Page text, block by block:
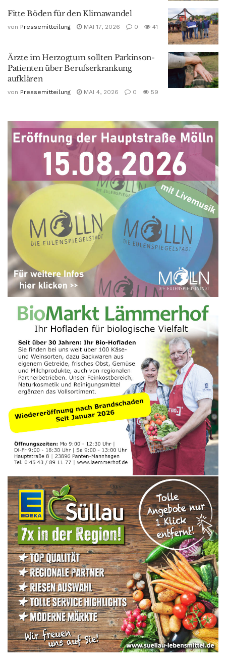
Fitte Böden für den Klimawandel
von Pressemitteilung MAI 17, 2026 0 41
Ärzte im Herzogtum sollten Parkinson-
Patienten über Berufserkrankung
aufklären
von Pressemitteilung MAI 4, 2026 0 59